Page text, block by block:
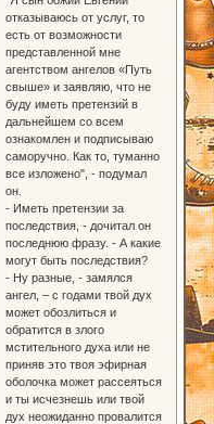
отказываюсь от услуг, то
есть от возможности
представленной мне
агентством ангелов «Путь
свыше» и заявляю, что не
буду иметь претензий в
дальнейшем со всем
ознакомлен и подписываю
саморучно. Как то, туманно
все изложено", - подумал
он.
- Иметь претензии за
последствия, - дочитал он
последнюю фразу. - А какие
могут быть последствия?
- Ну разные, - замялся
ангел, – с годами твой дух
может обозлиться и
обратится в злого
мстительного духа или не
приняв это твоя эфирная
оболочка может рассеяться
и ты исчезнешь или твой
дух неожиданно провалится